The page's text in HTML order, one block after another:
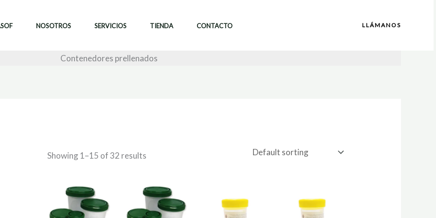
NOSOTROS SERVICIOS TIENDA CONTACTO LLÁMANOS
Contenedores prellenados
Showing 1–15 of 32 results